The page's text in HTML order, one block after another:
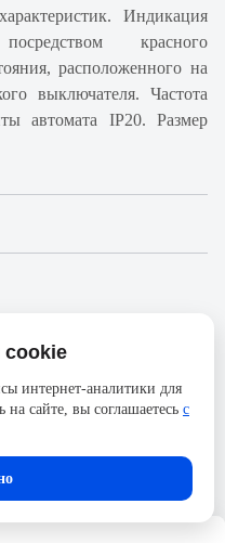
Индикация
красного
расположенного на
выключателя. Частота
автомата IP20. Размер
Acti 9
72
, чтобы иметь
могут отличаться от реального
АйДистрибьют не несёт
модели товаров фотографиям,
интернет-аналитики для
на сайте, вы соглашаетесь с